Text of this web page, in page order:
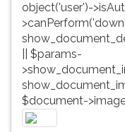
object('user')-
|| $params-
$document-